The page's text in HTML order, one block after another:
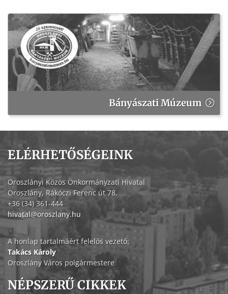
Bányászati Múzeum
ELÉRHETŐSÉGEINK
Oroszlányi Közös Önkormányzati Hivatal
Oroszlány, Rákóczi Ferenc út 78.
+36 (34) 361-444
hivatal@oroszlany.hu
A honlap tartalmáért felelős vezető:
Takács Károly
Oroszlány Város polgármestere
NÉPSZERŰ CIKKEK